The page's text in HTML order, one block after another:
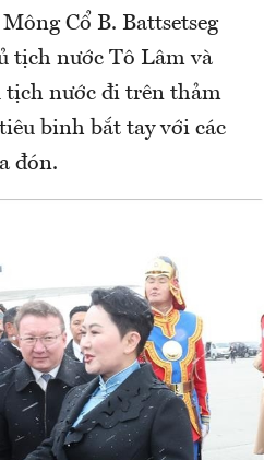
Cổ B. Battsetseg
tịch nước Tô Lâm và
nước đi trên thảm
binh bắt tay với các
đón.